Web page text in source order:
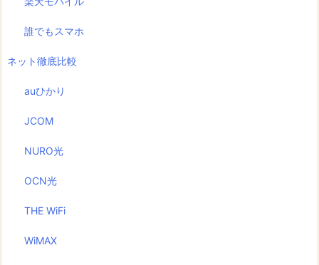
誰でもスマホ
ネット徹底比較
auひかり
JCOM
NURO光
OCN光
THE WiFi
WiMAX